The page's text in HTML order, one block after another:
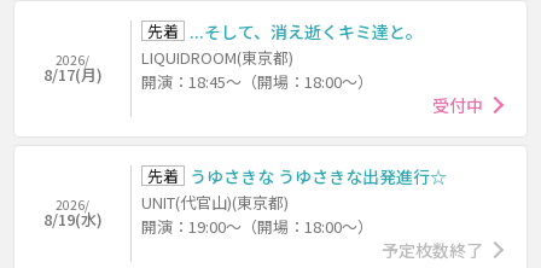
2026/
8/17(月)
先着 ...そして、消え逝くキミ達と。
LIQUIDROOM(東京都)
開演：18:45～（開場：18:00～）
受付中
2026/
8/19(水)
先着 うゆさきな うゆさきな出発進行☆
UNIT(代官山)(東京都)
開演：19:00～（開場：18:00～）
予定枚数終了